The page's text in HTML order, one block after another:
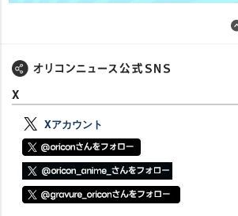
X
Xアカウント